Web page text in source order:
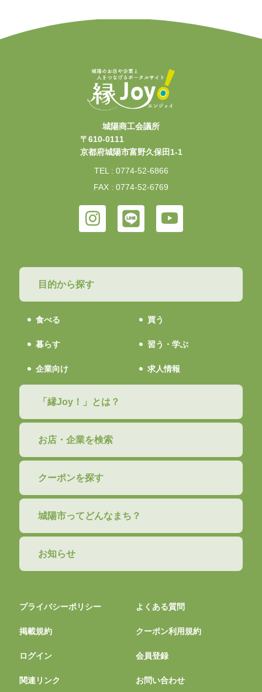
城陽商工会議所
〒610-0111
京都府城陽市富野久保田1-1
TEL : 0774-52-6866
FAX : 0774-52-6769
目的から探す
食べる 買う
暮らす 習う・学ぶ
企業向け 求人情報
「縁Joy！」とは？
お店・企業を検索
クーポンを探す
城陽市ってどんなまち？
お知らせ
プライバシーポリシー よくある質問
掲載規約 クーポン利用規約
ログイン 会員登録
関連リンク お問い合わせ